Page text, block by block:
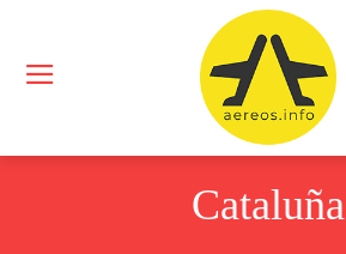
Cataluña